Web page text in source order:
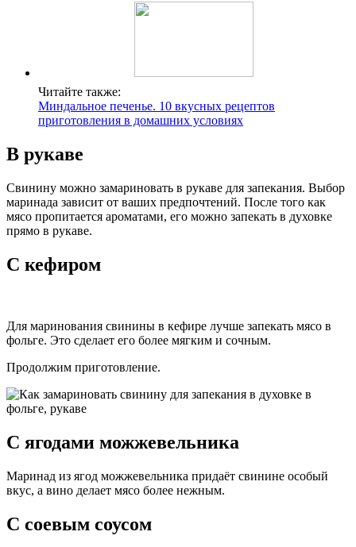
Читайте также:
Миндальное печенье. 10 вкусных рецептов
приготовления в домашних условиях
В рукаве
Свинину можно замариновать в рукаве для запекания. Выбор
маринада зависит от ваших предпочтений. После того как
мясо пропитается ароматами, его можно запекать в духовке
прямо в рукаве.
С кефиром
Для маринования свинины в кефире лучше запекать мясо в
фольге. Это сделает его более мягким и сочным.
Продолжим приготовление.
С ягодами можжевельника
Маринад из ягод можжевельника придаёт свинине особый
вкус, а вино делает мясо более нежным.
С соевым соусом